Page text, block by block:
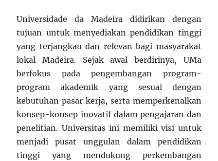
Universidade da Madeira didirikan dengan
tujuan untuk menyediakan pendidikan tinggi
yang terjangkau dan relevan bagi masyarakat
lokal Madeira. Sejak awal berdirinya, UMa
berfokus pada pengembangan program-
program akademik yang sesuai dengan
kebutuhan pasar kerja, serta memperkenalkan
konsep-konsep inovatif dalam pengajaran dan
penelitian. Universitas ini memiliki visi untuk
menjadi pusat unggulan dalam pendidikan
tinggi yang mendukung perkembangan